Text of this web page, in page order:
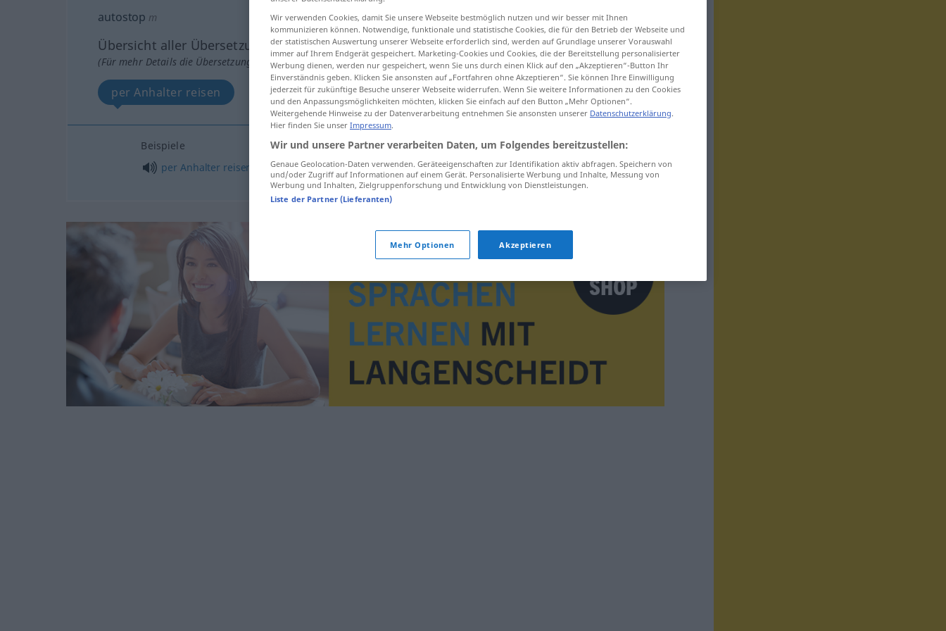
autostop m
Übersicht aller Übersetzungen
(Für mehr Details die Übersetzung anklicken/antippen)
per Anhalter reisen
Beispiele
per Anhalter reisen cestovatautostopem
Wir verwenden Cookies, damit Sie unsere Webseite bestmöglich nutzen und wir besser mit Ihnen
kommunizieren können. Notwendige, funktionale und statistische Cookies, die für den Betrieb der Webseite und
der statistischen Auswertung unserer Webseite erforderlich sind, werden auf Grundlage unserer Vorauswahl
immer auf Ihrem Endgerät gespeichert. Marketing-Cookies und Cookies, die der Bereitstellung personalisierter
Werbung dienen, werden nur gespeichert, wenn Sie uns durch einen Klick auf den „Akzeptieren“-Button Ihr
Einverständnis geben. Klicken Sie ansonsten auf „Fortfahren ohne Akzeptieren“. Sie können Ihre Einwilligung
jederzeit für zukünftige Besuche unserer Webseite widerrufen. Wenn Sie weitere Informationen zu den Cookies
und den Anpassungsmöglichkeiten möchten, klicken Sie einfach auf den Button „Mehr Optionen“.
Weitergehende Hinweise zu der Datenverarbeitung entnehmen Sie ansonsten unserer Datenschutzerklärung.
Hier finden Sie unser Impressum.
Wir und unsere Partner verarbeiten Daten, um Folgendes bereitzustellen:
Genaue Geolocation-Daten verwenden. Geräteeigenschaften zur Identifikation aktiv abfragen. Speichern von
und/oder Zugriff auf Informationen auf einem Gerät. Personalisierte Werbung und Inhalte, Messung von
Werbung und Inhalten, Zielgruppenforschung und Entwicklung von Dienstleistungen.
Liste der Partner (Lieferanten)
Mehr Optionen Akzeptieren